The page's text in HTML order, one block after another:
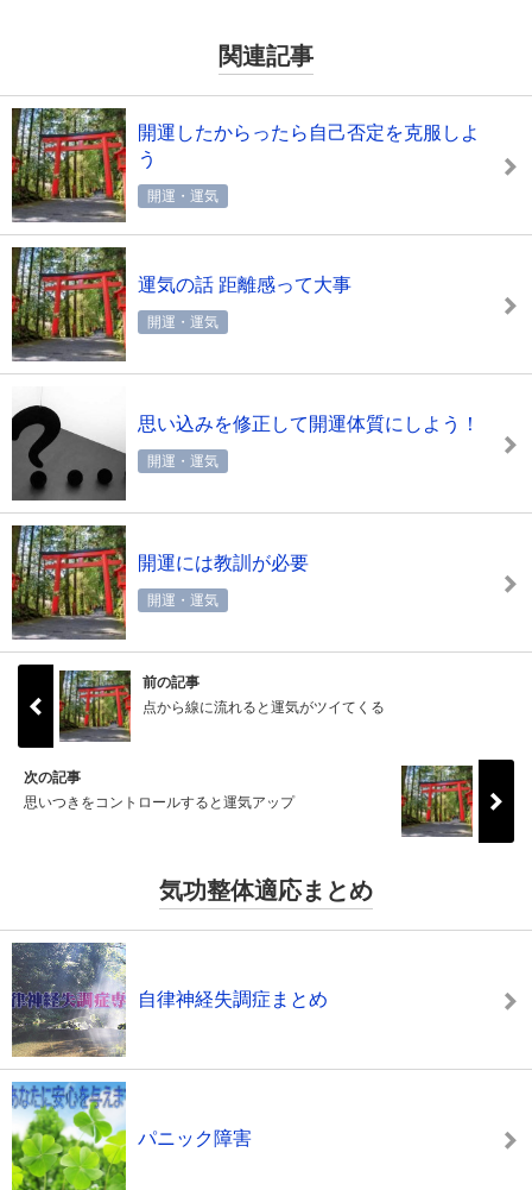
関連記事
開運したからったら自己否定を克服しよ
う
開運・運気
運気の話 距離感って大事
開運・運気
思い込みを修正して開運体質にしよう！
開運・運気
開運には教訓が必要
開運・運気
前の記事
点から線に流れると運気がツイてくる
次の記事
思いつきをコントロールすると運気アップ
気功整体適応まとめ
自律神経失調症まとめ
パニック障害